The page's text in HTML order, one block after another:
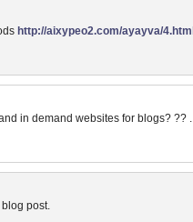
http://aixypeo2.com/ayayva/
in demand websites for blogs? ?? .
post.